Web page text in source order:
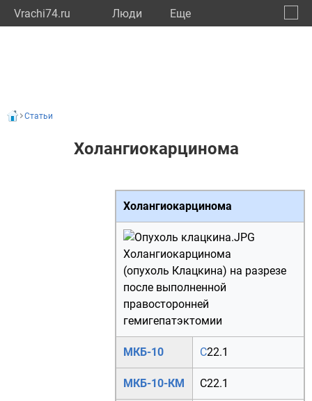
Vrachi74.ru Люди Eще
Статьи
Холангиокарцинома
Холангиокарцинома
Холангиокарцинома
(опухоль Клацкина) на разрезе
после выполненной
правосторонней
гемигепатэктомии
МКБ-10 C22.1
МКБ-10-КМ C22.1